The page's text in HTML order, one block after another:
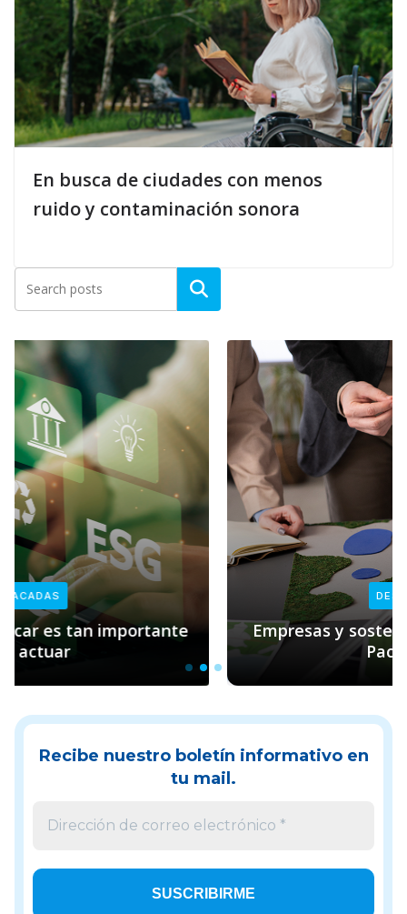
En busca de ciudades con menos
ruido y contaminación sonora
Empresas y sostenibilidad: el rol clave de
Pacto Global
Recibe nuestro boletín informativo en
tu mail.